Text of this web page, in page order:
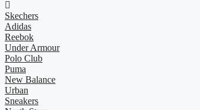
Skechers
Adidas
Reebok
Under Armour
Polo Club
Puma
New Balance
Urban
Sneakers